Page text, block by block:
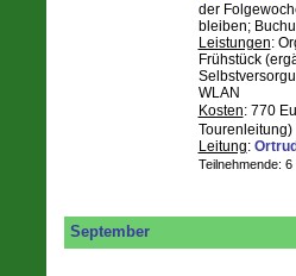
der
bleiben;
Leistungen:
Frühstück
WLAN
Kosten: 770
Tourenleitung)
Leitung:
Teilnehmende:
September